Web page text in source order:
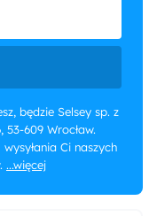
będzie Selsey sp. z
609 Wrocław.
Ci naszych
...więcej